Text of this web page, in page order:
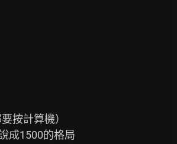
按計算機）
成1500的格局